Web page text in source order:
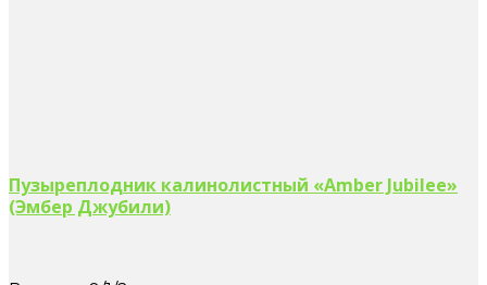
Пузыреплодник калинолистный «Amber Jubilee»
(Эмбер Джубили)